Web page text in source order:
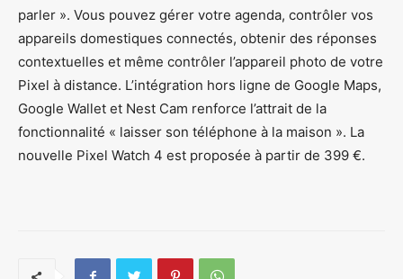
parler ». Vous pouvez gérer votre agenda, contrôler vos
appareils domestiques connectés, obtenir des réponses
contextuelles et même contrôler l’appareil photo de votre
Pixel à distance. L’intégration hors ligne de Google Maps,
Google Wallet et Nest Cam renforce l’attrait de la
fonctionnalité « laisser son téléphone à la maison ». La
nouvelle Pixel Watch 4 est proposée à partir de 399 €.